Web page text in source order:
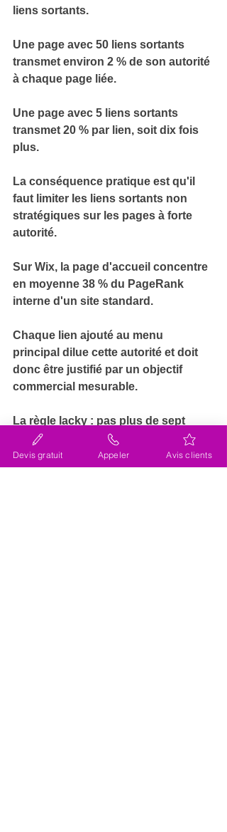
liens sortants.
Une page avec 50 liens sortants
transmet environ 2 % de son autorité
à chaque page liée.
Une page avec 5 liens sortants
transmet 20 % par lien, soit dix fois
plus.
La conséquence pratique est qu'il
faut limiter les liens sortants non
stratégiques sur les pages à forte
autorité.
Sur Wix, la page d'accueil concentre
en moyenne 38 % du PageRank
interne d'un site standard.
Chaque lien ajouté au menu
principal dilue cette autorité et doit
donc être justifié par un objectif
commercial mesurable.
La règle lacky : pas plus de sept
éléments dans le menu principal,
plus deux à trois CTAs prioritaires
Devis gratuit Appeler Avis clients